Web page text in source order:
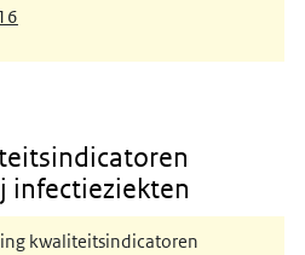
infectieziekten
kwaliteitsindicatoren